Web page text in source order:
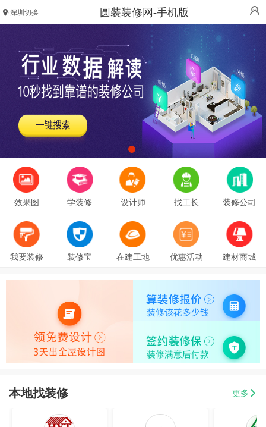
深圳切换 圆装装修网-手机版
效果图 学装修 设计师 找工长 装修公司
我要装修 装修宝 在建工地 优惠活动 建材商城
本地找装修 更多